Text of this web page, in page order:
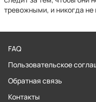
тревожными, и никогда не
FAQ
Пользовательское
Обратная связь
Контакты